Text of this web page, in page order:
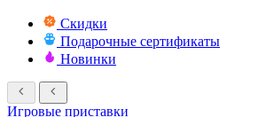
Скидки
Подарочные сертификаты
Новинки
Игровые приставки